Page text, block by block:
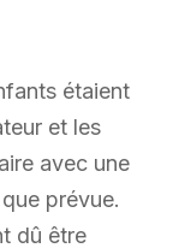
étaient
et les
avec une
prévue.
dû être